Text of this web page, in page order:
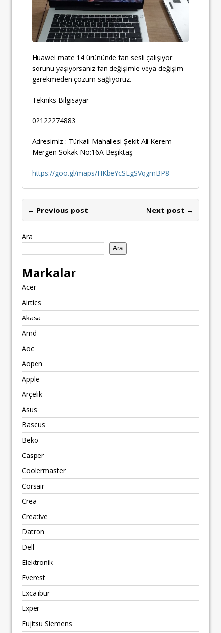
Huawei mate 14 ürününde fan sesli çalışıyor
sorunu yaşıyorsanız fan değişimle veya değişim
gerekmeden çözüm sağlıyoruz.
Tekniks Bilgisayar
02122274883
Adresimiz : Türkali Mahallesi Şekit Ali Kerem
Mergen Sokak No:16A Beşiktaş
https://goo.gl/maps/HKbeYcSEgSVqgmBP8
← Previous post Next post →
Ara
Ara
Markalar
Acer
Airties
Akasa
Amd
Aoc
Aopen
Apple
Arçelik
Asus
Baseus
Beko
Casper
Coolermaster
Corsair
Crea
Creative
Datron
Dell
Elektronik
Everest
Excalibur
Exper
Fujitsu Siemens